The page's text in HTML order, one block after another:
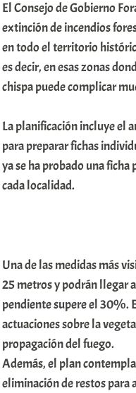
El Consejo de Gobierno
extinción de incendios
en todo el territorio
es decir, en esas zonas
chispa puede complicar
La planificación incluye el
para preparar fichas
ya se ha probado una
cada localidad.
Una de las medidas más
25 metros y podrán llegar
pendiente supere el 30%.
actuaciones sobre la
propagación del fuego.
Además, el plan
eliminación de restos para